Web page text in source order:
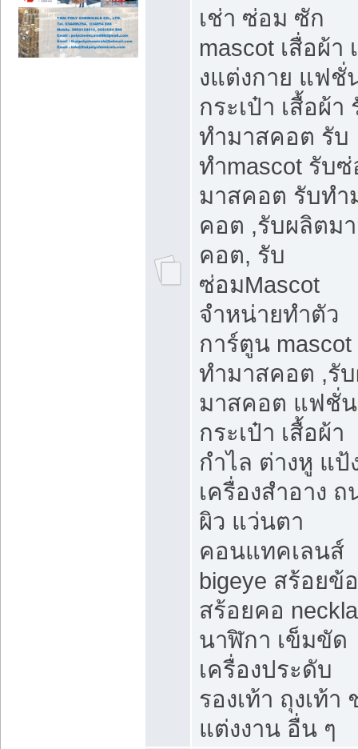
เช่า ซ่อม ซัก
mascot เสื่อผ้า
งแต่งกาย แฟชั่
กระเป๋า เสื้อผ้า
ทำมาสคอต รับ
ทำmascot รับ
มาสคอต รับทำ
คอต ,รับผลิตม
คอต, รับ
ซ่อมMascot
จำหน่ายทำตัว
การ์ตูน mascot
ทำมาสคอต ,รั
มาสคอต แฟชั่น
กระเป๋า เสื้อผ้า
กำไล ต่างหู แป้
เครื่องสำอาง
ผิว แว่นตา
คอนแทคเลนส์
bigeye สร้อยข้
สร้อยคอ
นาฬิกา เข็มขัด
เครื่องประดับ
รองเท้า ถุงเท้า
แต่งงาน อื่น ๆ